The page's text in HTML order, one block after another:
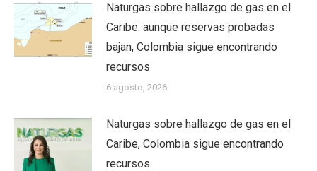
Naturgas sobre hallazgo de gas en el
Caribe: aunque reservas probadas
bajan, Colombia sigue encontrando
recursos
6 agosto, 2026
Naturgas sobre hallazgo de gas en el
Caribe, Colombia sigue encontrando
recursos